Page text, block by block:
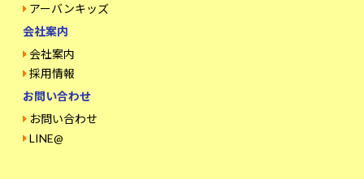
アーバンキッズ
会社案内
会社案内
採用情報
お問い合わせ
お問い合わせ
LINE@